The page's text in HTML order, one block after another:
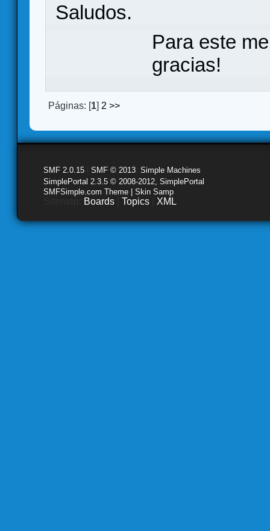
Saludos.
Para este
gracias!
Páginas: [1] 2 >>
SMF 2.0.15 SMF © 2013 Simple Machines
SimplePortal 2.3.5 © 2008-2012, SimplePortal
SMFSimple.com Theme | Skin Samp
Boards Topics XML